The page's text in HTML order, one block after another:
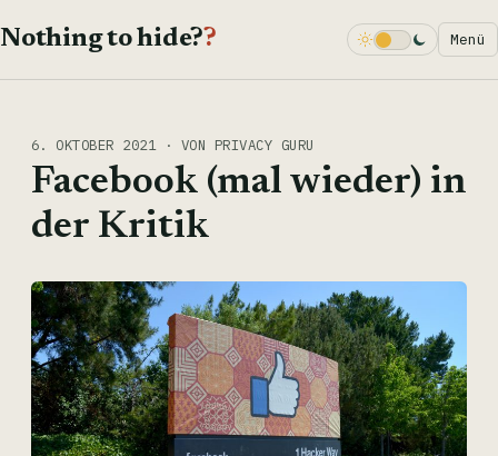
Nothing to hide?? Dark Mode Menü
6. OKTOBER 2021 · VON PRIVACY GURU
Facebook (mal wieder) in
der Kritik